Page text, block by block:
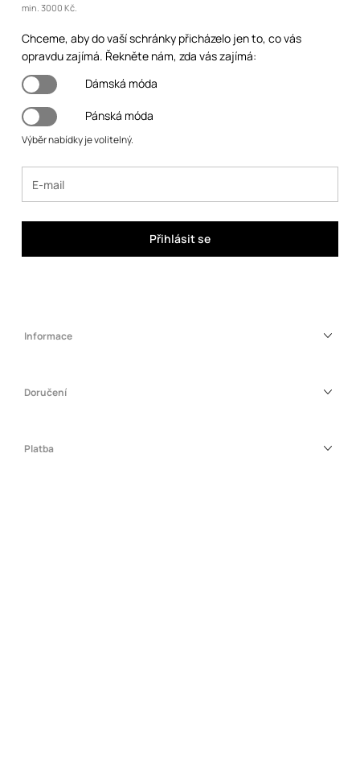
min. 3000 Kč.
Chceme, aby do vaší schránky přicházelo jen to, co vás
opravdu zajímá. Řekněte nám, zda vás zajímá:
Dámská móda
Pánská móda
Výběr nabídky je volitelný.
Přihlásit se
Informace
Doručení
Platba